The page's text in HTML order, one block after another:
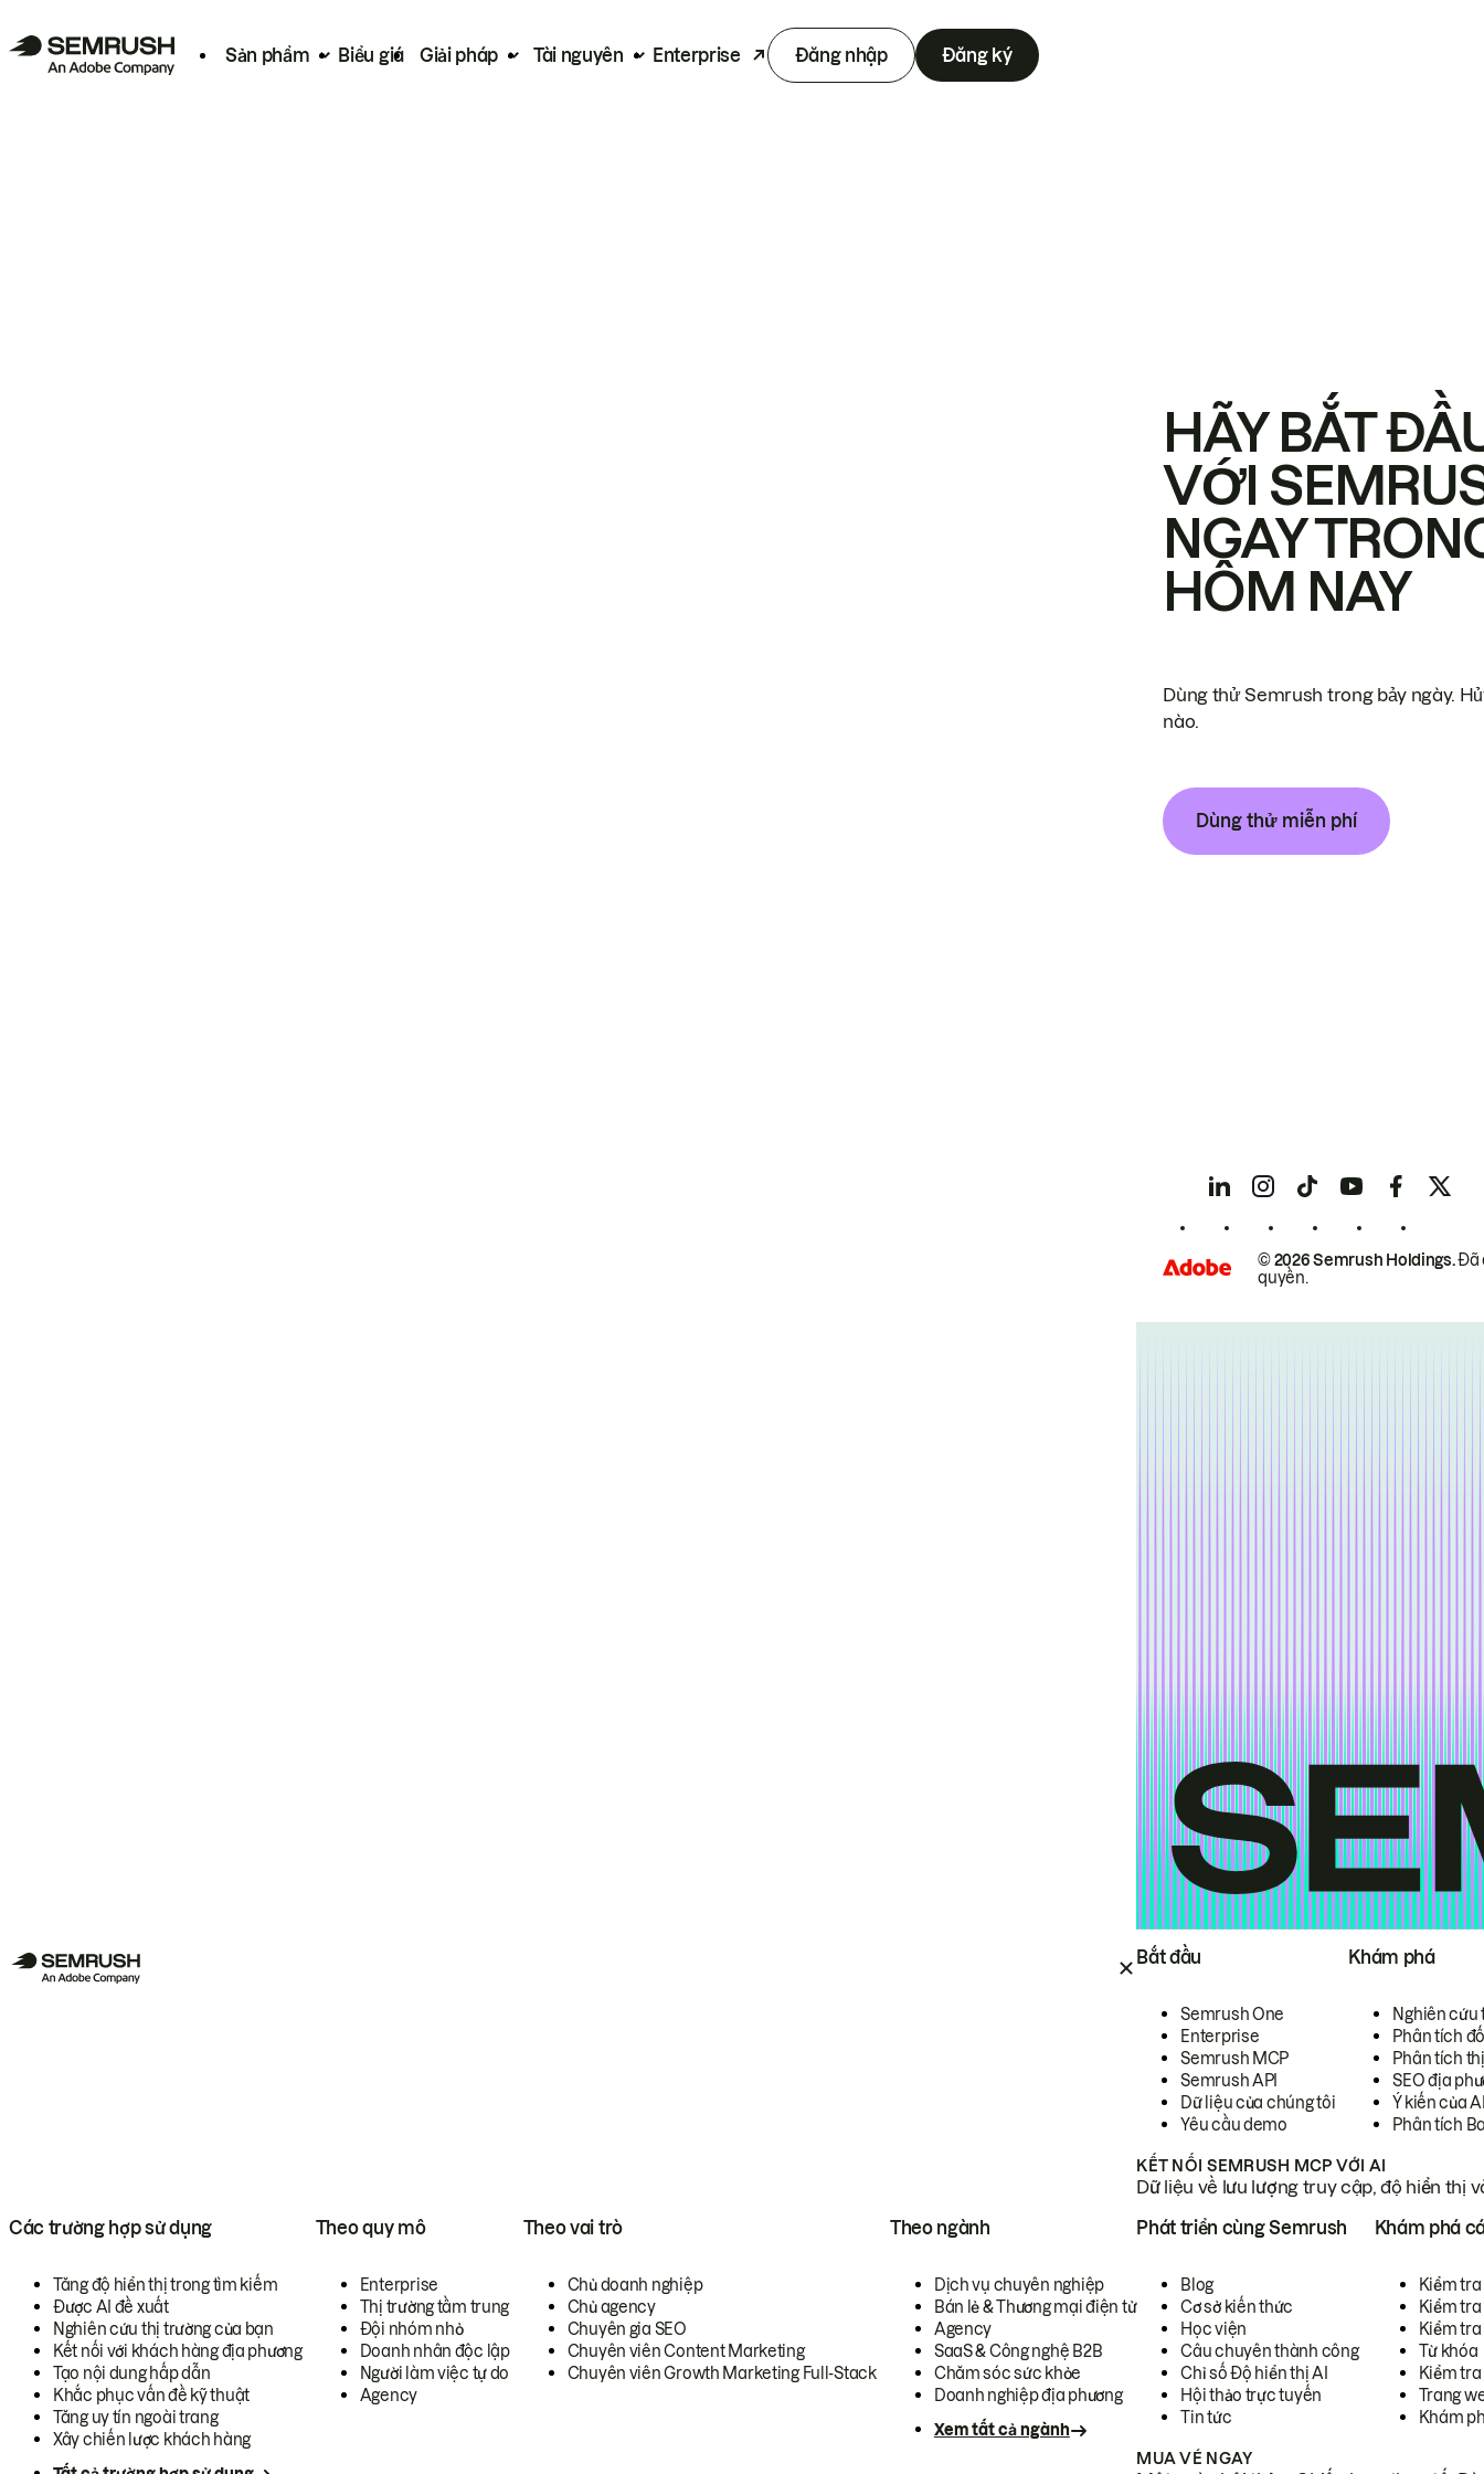
Sản phẩm Biểu giá Giải pháp Tài nguyên Enterprise Đăng nhập Đăng ký
Bắt đầu
Semrush One
Enterprise
Semrush MCP
Semrush API
Dữ liệu của chúng tôi
Yêu cầu demo
Khám phá
Nghiên cứu
Phân tích
Phân tích
SEO địa
Ý kiến của
Phân tích
KẾT NỐI SEMRUSH MCP VỚI AI
Dữ liệu về lưu lượng truy cập, độ hiển thị
Các trường hợp sử dụng
Tăng độ hiển thị trong tìm kiếm
Được AI đề xuất
Nghiên cứu thị trường của bạn
Kết nối với khách hàng địa phương
Tạo nội dung hấp dẫn
Khắc phục vấn đề kỹ thuật
Tăng uy tín ngoài trang
Xây chiến lược khách hàng
Theo quy mô
Enterprise
Thị trường tầm trung
Đội nhóm nhỏ
Doanh nhân độc lập
Người làm việc tự do
Agency
Theo vai trò
Chủ doanh nghiệp
Chủ agency
Chuyên gia SEO
Chuyên viên Content Marketing
Chuyên viên Growth Marketing Full-Stack
Theo ngành
Dịch vụ chuyên nghiệp
Bán lẻ & Thương mại điện tử
Agency
SaaS & Công nghệ B2B
Chăm sóc sức khỏe
Doanh nghiệp địa phương
Xem tất cả ngành
Phát triển cùng Semrush
Blog
Cơ sở kiến thức
Học viện
Câu chuyên thành công
Chỉ số Độ hiển thị AI
Hội thảo trực tuyến
Tin tức
Khám phá
Kiểm
Kiểm tra
Kiểm
Từ khóa
Kiểm
Trang
Khám
MUA VÉ NGAY
HÃY BẮT
VỚI
NGAY
HÔM NAY
Dùng thử Semrush trong bảy ngày.
nào.
Dùng thử miễn phí
© 2026 Semrush Holdings.Đã
quyền.